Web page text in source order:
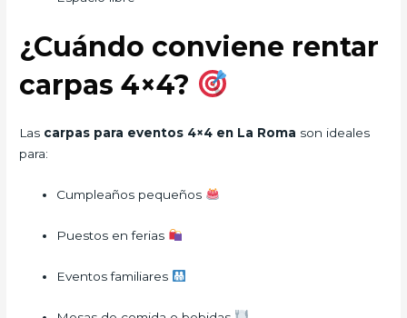
¿Cuándo conviene rentar
carpas 4×4?
Las carpas para eventos 4×4 en La Roma son ideales
para:
Cumpleaños pequeños
Puestos en ferias
Eventos familiares